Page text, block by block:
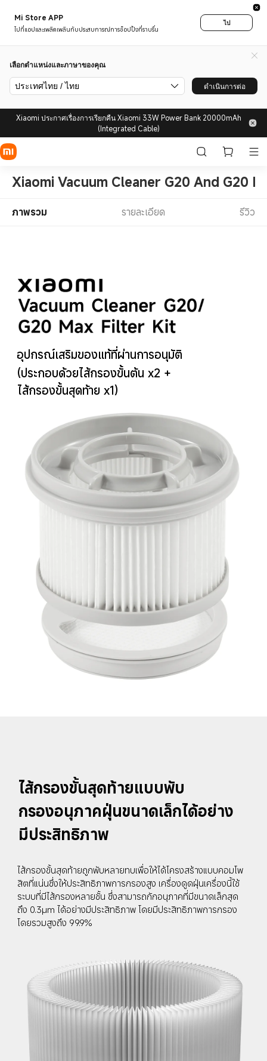
Mi Store APP
ไปที่แอปและเพลิดเพลินกับประสบการณ์การช็อปปิ้งที่ราบรื่น
ไป
เลือกตำแหน่งและภาษาของคุณ
ประเทศไทย / ไทย ดำเนินการต่อ
Xiaomi ประกาศเรื่องการเรียกคืน Xiaomi 33W Power Bank 20000mAh
(Integrated Cable)
Xiaomi Vacuum Cleaner G20 And G20
ภาพรวม รายละเอียด รีวิว
อุปกรณ์เสริมของแท้ที่ผ่านการอนุมัติ
(ประกอบด้วยไส้กรองขั้นต้น x2 +
ไส้กรองขั้นสุดท้าย x1)
ไส้กรองขั้นสุดท้ายแบบพับ
กรองอนุภาคฝุ่นขนาดเล็กได้อย่าง
มีประสิทธิภาพ
ไส้กรองขั้นสุดท้ายถูกพับหลายทบเพื่อให้ได้โครงสร้างแบบคอมโพ
สิตที่แน่นซึ่งให้ประสิทธิภาพการกรองสูง เครื่องดูดฝุ่นเครื่องนี้ใช้
ระบบที่มีไส้กรองหลายชั้น ซึ่งสามารถกักอนุภาคที่มีขนาดเล็กสุด
ถึง 0.3μm ได้อย่างมีประสิทธิภาพ โดยมีประสิทธิภาพการกรอง
โดยรวมสูงถึง 99.9%